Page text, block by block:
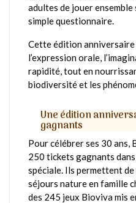
adultes de jouer
simple questionnaire.
Cette édition
l’expression orale,
rapidité, tout en
biodiversité et les
Une édition
gagnants
Pour célébrer ses 30 ans,
250 tickets gagnants
spéciale. Ils permettent de
séjours nature en famille
des 245 jeux Bioviva mis